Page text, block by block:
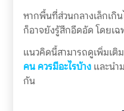
หากพื้นที่ส่วนกลางเล็กเกิ
ก็อาจยังรู้สึกอึดอัด โดยเ
แนวคิดนี้สามารถดูเพิ่มเติ
คน ควรมีอะไรบ้างและนำ
กัน